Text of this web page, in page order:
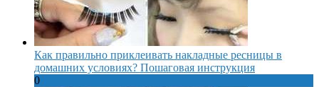
Как правильно приклеивать накладные ресницы в
домашних условиях? Пошаговая инструкция
0